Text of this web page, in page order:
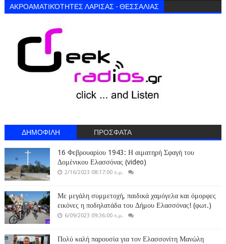
ΑΚΡΟΑΜΑΤΙΚΌΤΗΤΕΣ ΛΑΡΙΣΑΣ - ΘΕΣΣΑΛΙΑΣ
ΔΗΜΟΦΙΛΗ ΠΡΟΣΦΑΤΑ
16 Φεβρουαρίου 1943: Η αιματηρή Σφαγή του
Δομένικου Ελασσόνας (video)
2/16/2023 08:17:00 π.μ.
Με μεγάλη συμμετοχή, παιδικά χαμόγελα και όμορφες
εικόνες η ποδηλατάδα του Δήμου Ελασσόνας! (φωτ.)
6/09/2023 09:36:00 π.μ.
Πολύ καλή παρουσία για τον Ελασσονίτη Μανώλη